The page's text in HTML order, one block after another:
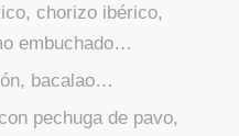
chorizo ibérico,
embuchado…
bacalao…
pechuga de pavo,